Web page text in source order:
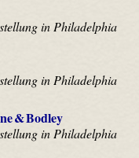
in Philadelphia
in Philadelphia
& Bodley
in Philadelphia